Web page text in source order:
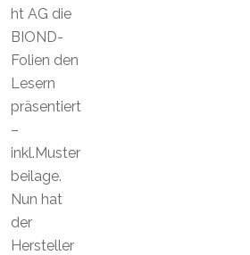
ht AG die
BIOND-
Folien den
Lesern
präsentiert
–
inkl.Muster
beilage.
Nun hat
der
Hersteller